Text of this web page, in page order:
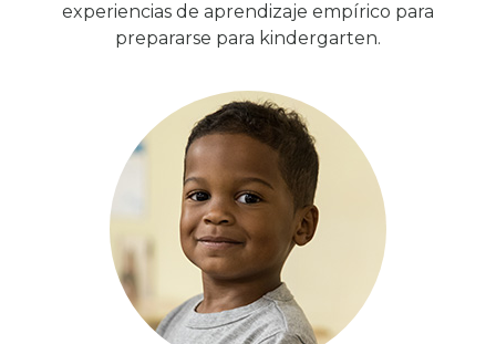
experiencias de aprendizaje empírico para
prepararse para kindergarten.